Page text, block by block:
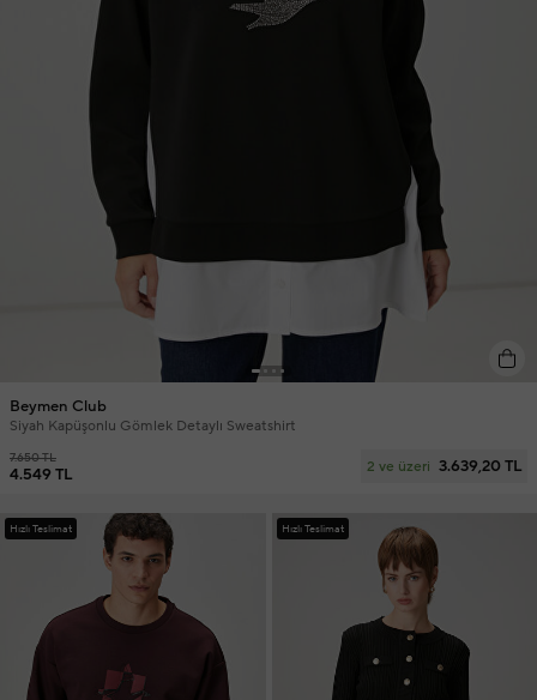
Beymen Club
Siyah Kapüşonlu Gömlek Detaylı Sweatshirt
7.650 TL
4.549 TL 2 ve üzeri 3.639,20 TL
Hızlı Teslimat Hızlı Teslimat